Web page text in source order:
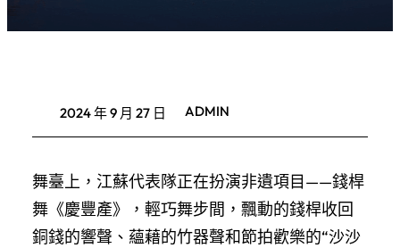
2024 年 9 月 27 日 ADMIN
舞臺上，江蘇代表隊正在扮演非遺項目——錢桿
舞《慶豐產》，輕巧舞步間，飄動的錢桿收回
銅錢的響聲、蘊藉的竹器聲和節拍歡樂的“沙沙